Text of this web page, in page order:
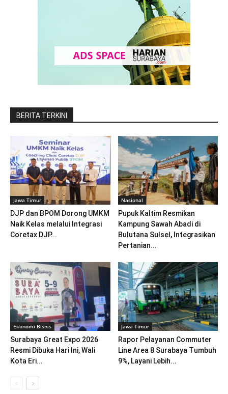
BERITA TERKINI
Jawa Timur
DJP dan BPOM Dorong UMKM
Naik Kelas melalui Integrasi
Coretax DJP...
Nasional
Pupuk Kaltim Resmikan
Kampung Sawah Abadi di
Bulutana Sulsel, Integrasikan
Pertanian...
Ekonomi Bisnis
Surabaya Great Expo 2026
Resmi Dibuka Hari Ini, Wali
Kota Eri...
Jawa Timur
Rapor Pelayanan Commuter
Line Area 8 Surabaya Tumbuh
9%, Layani Lebih...